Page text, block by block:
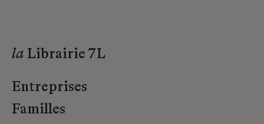
la Librairie 7L
Entreprises
Familles